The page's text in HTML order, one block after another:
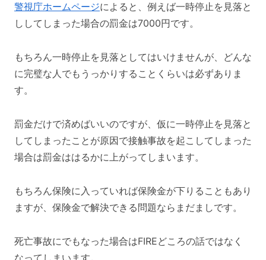
警視庁ホームページによると、例えば一時停止を見落と
ししてしまった場合の罰金は7000円です。
もちろん一時停止を見落としてはいけませんが、どんな
に完璧な人でもうっかりすることくらいは必ずありま
す。
罰金だけで済めばいいのですが、仮に一時停止を見落と
してしまったことが原因で接触事故を起こしてしまった
場合は罰金ははるかに上がってしまいます。
もちろん保険に入っていれば保険金が下りることもあり
ますが、保険金で解決できる問題ならまだましです。
死亡事故にでもなった場合はFIREどころの話ではなく
なってしまいます。